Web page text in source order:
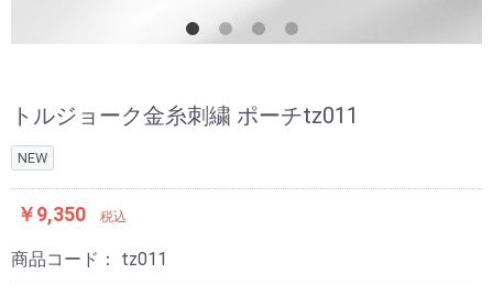
トルジョーク金糸刺繍 ポーチtz011
NEW
￥9,350 税込
商品コード： tz011